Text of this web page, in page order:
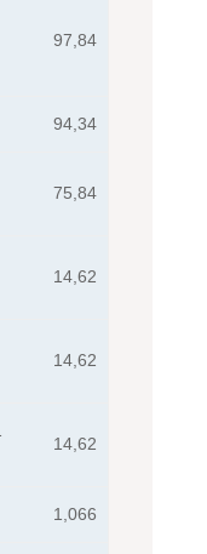
97,84
94,34
75,84
14,62
14,62
14,62
1,066